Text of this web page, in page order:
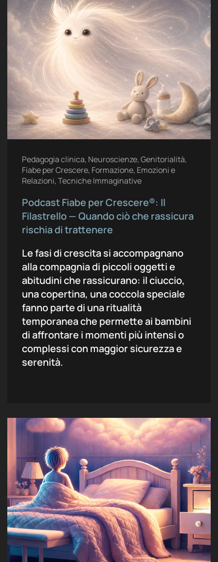
Pedagogia clinica, Neuroscienze, Genitorialità,
Fiabe per Crescere, Formazione, Emozioni e
Relazioni, Tecniche Immaginative
Podcast Fiabe per Crescere®: Il
Filastrello — Quando ciò che rassicura
rischia di trattenere
Le fasi di crescita si accompagnano
alla compagnia di piccoli oggetti e
abitudini che rassicurano: il ciuccio,
una copertina, una coccola speciale
fanno parte di una ritualità
temporanea che permette ai bambini
di affrontare i momenti più intensi o
complessi con maggior sicurezza e
serenità.